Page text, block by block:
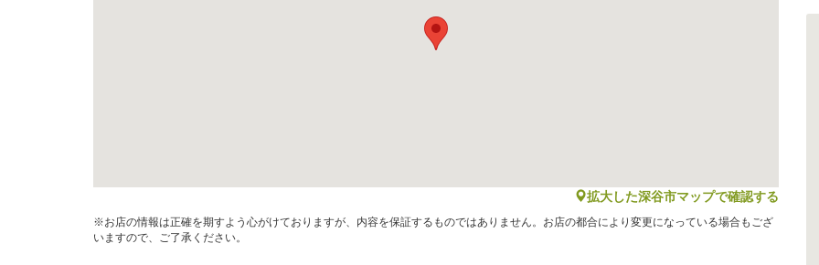
map
拡大した深谷市マップで確認する
※お店の情報は正確を期すよう心がけておりますが、内容を保証するものではありません。お店の都合により変更になっている場合もござ
いますので、ご了承ください。